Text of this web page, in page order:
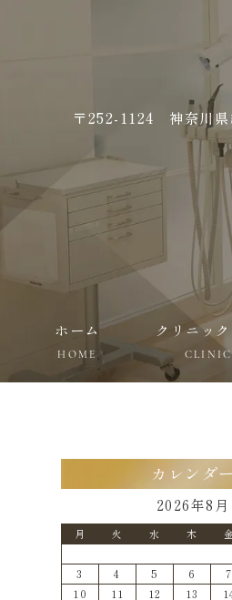
〒252-1124 神奈川県
ホーム
HOME
クリニッ
CLINIC
カレンダー
2026年8月
月 火 水 木
3
4 5 6 7
10
11 12 13